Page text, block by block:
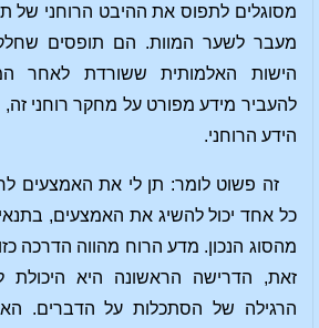
מסוגלים לתפוס את ההיבט הרוחני של
מעבר לשער המוות. הם תופסים
הישות האלמותית ששורדת לאחר
להעביר מידע מפורט על מחקר רוחני
הידע הרוחני.
זה פשוט לומר: תן לי את האמצעים
כל אחד יכול להשיג את האמצעים,
מהסוג הנכון. מדע הרוח מהווה הדרכה
זאת, הדרישה הראשונה היא היכולת
הרגילה של הסתכלות על הדברים.